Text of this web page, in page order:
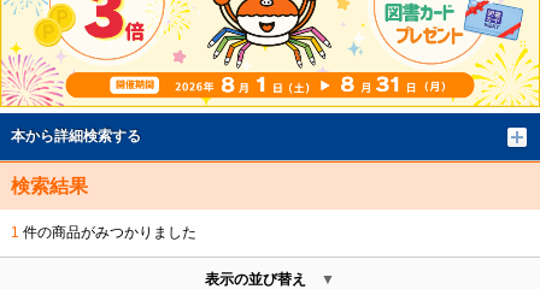
本から詳細検索する
検索結果
1 件の商品がみつかりました
表示の並び替え